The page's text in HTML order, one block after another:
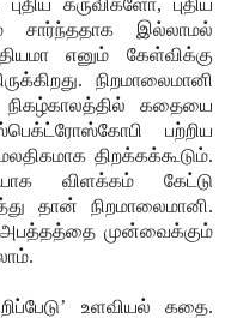
கருவிகளோ, புதிய
சார்ந்ததாக இல்லாமல்
எனும் கேள்விக்கு
நிறமாலைமானி
கதையை
பற்றிய
திறக்கக்கூடும்.
விளக்கம் கேட்டு
தான் நிறமாலைமானி.
அபத்தத்தை முன்வைக்கும்
உளவியல் கதை.